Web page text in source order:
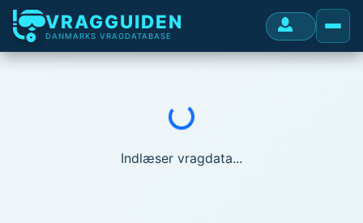
VRAGGUIDEN
DANMARKS VRAGDATABASE
Indlæser...
Indlæser vragdata...